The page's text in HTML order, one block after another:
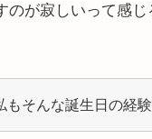
のが寂しいって感じ
もそんな誕生日の経